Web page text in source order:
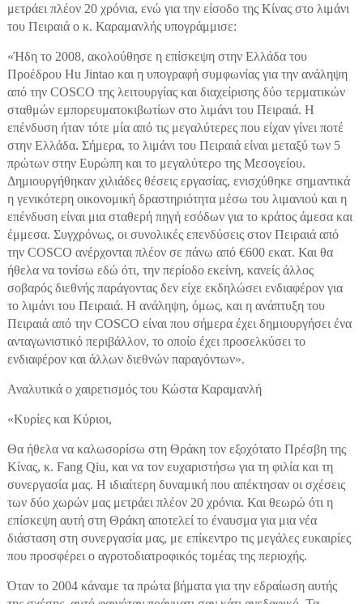
μετράει πλέον 20 χρόνια, ενώ για την είσοδο της Κίνας στο λιμάνι
του Πειραιά ο κ. Καραμανλής υπογράμμισε:
«Ήδη το 2008, ακολούθησε η επίσκεψη στην Ελλάδα του
Προέδρου Hu Jintao και η υπογραφή συμφωνίας για την ανάληψη
από την COSCO της λειτουργίας και διαχείρισης δύο τερματικών
σταθμών εμπορευματοκιβωτίων στο λιμάνι του Πειραιά. Η
επένδυση ήταν τότε μία από τις μεγαλύτερες που είχαν γίνει ποτέ
στην Ελλάδα. Σήμερα, το λιμάνι του Πειραιά είναι μεταξύ των 5
πρώτων στην Ευρώπη και το μεγαλύτερο της Μεσογείου.
Δημιουργήθηκαν χιλιάδες θέσεις εργασίας, ενισχύθηκε σημαντικά
η γενικότερη οικονομική δραστηριότητα μέσω του λιμανιού και η
επένδυση είναι μια σταθερή πηγή εσόδων για το κράτος άμεσα και
έμμεσα. Συγχρόνως, οι συνολικές επενδύσεις στον Πειραιά από
την COSCO ανέρχονται πλέον σε πάνω από €600 εκατ. Και θα
ήθελα να τονίσω εδώ ότι, την περίοδο εκείνη, κανείς άλλος
σοβαρός διεθνής παράγοντας δεν είχε εκδηλώσει ενδιαφέρον για
το λιμάνι του Πειραιά. Η ανάληψη, όμως, και η ανάπτυξη του
Πειραιά από την COSCO είναι που σήμερα έχει δημιουργήσει ένα
ανταγωνιστικό περιβάλλον, το οποίο έχει προσελκύσει το
ενδιαφέρον και άλλων διεθνών παραγόντων».
Αναλυτικά ο χαιρετισμός του Κώστα Καραμανλή
«Κυρίες και Κύριοι,
Θα ήθελα να καλωσορίσω στη Θράκη τον εξοχότατο Πρέσβη της
Κίνας, κ. Fang Qiu, και να τον ευχαριστήσω για τη φιλία και τη
συνεργασία μας. Η ιδιαίτερη δυναμική που απέκτησαν οι σχέσεις
των δύο χωρών μας μετράει πλέον 20 χρόνια. Και θεωρώ ότι η
επίσκεψη αυτή στη Θράκη αποτελεί το έναυσμα για μια νέα
διάσταση στη συνεργασία μας, με επίκεντρο τις μεγάλες ευκαιρίες
που προσφέρει ο αγροτοδιατροφικός τομέας της περιοχής.
Όταν το 2004 κάναμε τα πρώτα βήματα για την εδραίωση αυτής